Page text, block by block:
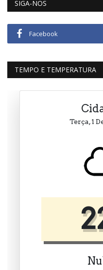
SIGA-NOS
Facebook
TEMPO E TEMPERATURA